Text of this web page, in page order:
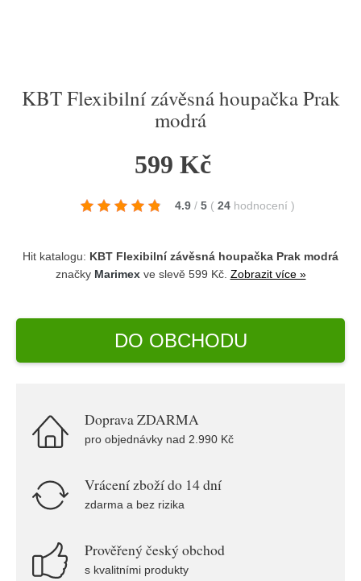
KBT Flexibilní závěsná houpačka Prak
modrá
599 Kč
4.9 / 5 ( 24 hodnocení )
Hit katalogu: KBT Flexibilní závěsná houpačka Prak modrá
značky Marimexve slevě 599 Kč. Zobrazit více »
DO OBCHODU
Doprava ZDARMA
pro objednávky nad 2.990 Kč
Vrácení zboží do 14 dní
zdarma a bez rizika
Prověřený český obchod
s kvalitními produkty